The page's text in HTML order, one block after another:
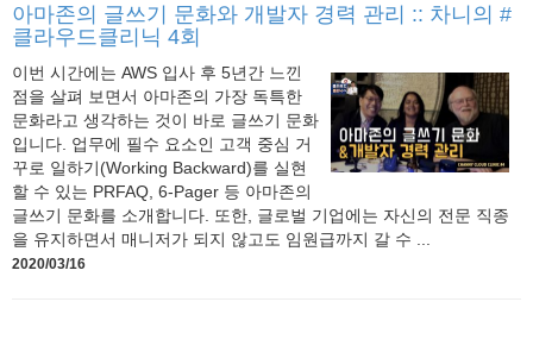
아마존의 글쓰기 문화와 개발자 경력 관리 :: 차니의 #
클라우드클리닉 4회
이번 시간에는 AWS 입사 후 5년간 느낀
점을 살펴 보면서 아마존의 가장 독특한
문화라고 생각하는 것이 바로 글쓰기 문화
입니다. 업무에 필수 요소인 고객 중심 거
꾸로 일하기(Working Backward)를 실현
할 수 있는 PRFAQ, 6-Pager 등 아마존의
글쓰기 문화를 소개합니다. 또한, 글로벌 기업에는 자신의 전문 직종
을 유지하면서 매니저가 되지 않고도 임원급까지 갈 수 ...
2020/03/16